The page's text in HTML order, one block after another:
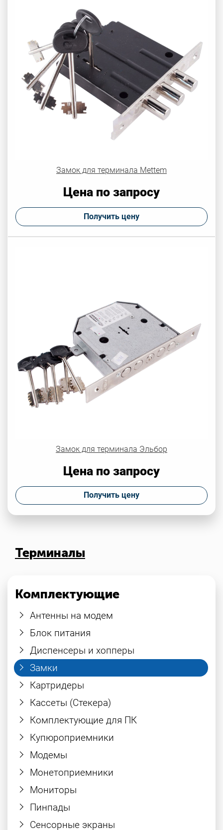
Терминалы
Комплектующие
Антенны на модем
Блок питания
Диспенсеры и хопперы
Замки
Картридеры
Кассеты (Стекера)
Комплектующие для ПК
Купюроприемники
Модемы
Монетоприемники
Мониторы
Пинпады
Сенсорные экраны
Замок для терминала Mettem
Цена по запросу
Получить цену
Замок для терминала Эльбор
Цена по запросу
Получить цену